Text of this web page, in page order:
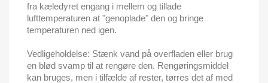
fra kæledyret engang i mellem og tillade
lufttemperaturen at "genoplade" den og bringe
temperaturen ned igen.
Vedligeholdelse: Stænk vand på overfladen eller brug
en blød svamp til at rengøre den. Rengøringsmiddel
kan bruges, men i tilfælde af rester, tørres det af med